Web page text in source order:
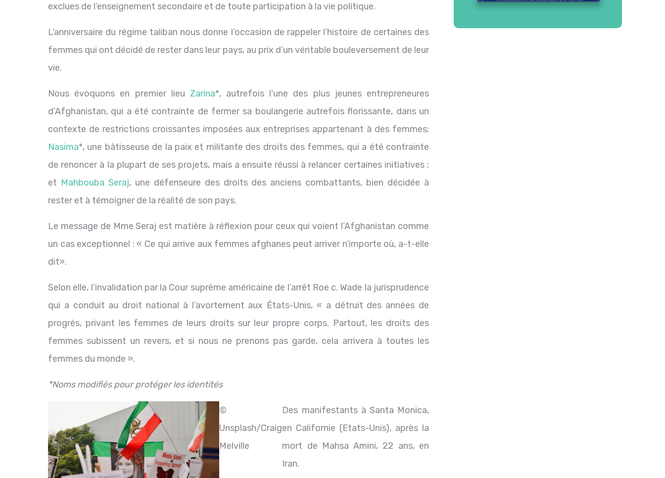
exclues de l’enseignement secondaire et de toute participation à la vie politique.
L’anniversaire du régime taliban nous donne l’occasion de rappeler l’histoire de certaines des
femmes qui ont décidé de rester dans leur pays, au prix d’un véritable bouleversement de leur
vie.
Nous évoquons en premier lieu Zarina*, autrefois l’une des plus jeunes entrepreneures
d’Afghanistan, qui a été contrainte de fermer sa boulangerie autrefois florissante, dans un
contexte de restrictions croissantes imposées aux entreprises appartenant à des femmes;
Nasima*, une bâtisseuse de la paix et militante des droits des femmes, qui a été contrainte
de renoncer à la plupart de ses projets, mais a ensuite réussi à relancer certaines initiatives ;
et Mahbouba Seraj, une défenseure des droits des anciens combattants, bien décidée à
rester et à témoigner de la réalité de son pays.
Le message de Mme Seraj est matière à réflexion pour ceux qui voient l’Afghanistan comme
un cas exceptionnel : « Ce qui arrive aux femmes afghanes peut arriver n’importe où, a-t-elle
dit».
Selon elle, l’invalidation par la Cour suprême américaine de l’arrêt Roe c. Wade la jurisprudence
qui a conduit au droit national à l’avortement aux États-Unis, « a détruit des années de
progrès, privant les femmes de leurs droits sur leur propre corps. Partout, les droits des
femmes subissent un revers, et si nous ne prenons pas garde, cela arrivera à toutes les
femmes du monde ».
*Noms modifiés pour protéger les identités
©
Unsplash/Craig
Melville
Des manifestants à Santa Monica,
en Californie (Etats-Unis), après la
mort de Mahsa Amini, 22 ans, en
Iran.